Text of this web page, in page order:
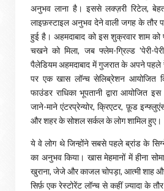
अनुभव लाना है। इससे लक्ज़री रिटेल,
लाइफ़स्टाइल अनुभव देने वाली जगह के तौर
हुई है। अहमदाबाद को इस शुक्रवार शाम को
चखने को मिला, जब फ्लेम-ग्रिल्ड 'पेरी-
पैलेडियम अहमदाबाद में गुजरात के अपने पहले
पर एक खास लॉन्च सेलिब्रेशन आयोजित
फाउंडर राधिका भूपतानी द्वारा आयोजित
जाने-माने एंटरप्रेन्योर, क्रिएटर, फ़ूड
और शहर के सोशल सर्कल के लोग शामिल हुए।
ये वे लोग थे जिन्होंने सबसे पहले ब्रांड के
का अनुभव किया। खास मेहमानों में हीना
खुराना, जेजे और काजल चोपड़ा, आत्मी शाह
सिर्फ़ एक रेस्टोरेंट लॉन्च से कहीं ज़्यादा के